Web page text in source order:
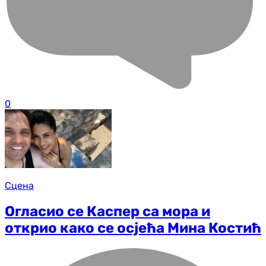
0
Сцена
Огласио се Каспер са мора и
открио како се осјећа Мина Костић